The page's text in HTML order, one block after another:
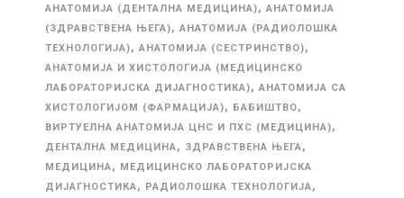
АНАТОМИЈА (ДЕНТАЛНА МЕДИЦИНА), АНАТОМИЈА
(ЗДРАВСТВЕНА ЊЕГА), АНАТОМИЈА (РАДИОЛОШКА
ТЕХНОЛОГИЈА), АНАТОМИЈА (СЕСТРИНСТВО),
АНАТОМИЈА И ХИСТОЛОГИЈА (МЕДИЦИНСКО
ЛАБОРАТОРИЈСКА ДИЈАГНОСТИКА), АНАТОМИЈА СА
ХИСТОЛОГИЈОМ (ФАРМАЦИЈА), БАБИШТВО,
ВИРТУЕЛНА АНАТОМИЈА ЦНС И ПХС (МЕДИЦИНА),
ДЕНТАЛНА МЕДИЦИНА, ЗДРАВСТВЕНА ЊЕГА,
МЕДИЦИНА, МЕДИЦИНСКО ЛАБОРАТОРИЈСКА
ДИЈАГНОСТИКА, РАДИОЛОШКА ТЕХНОЛОГИЈА,